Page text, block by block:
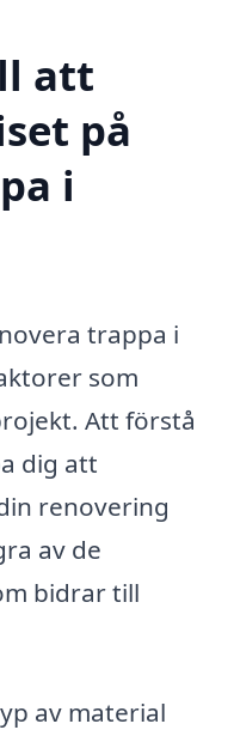
att
på
i
trappa i
som
Att förstå
dig att
renovering
av de
bidrar till
av material